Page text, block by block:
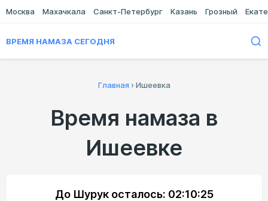
Москва Махачкала Санкт-Петербург Казань Грозный
ВРЕМЯ НАМАЗА СЕГОДНЯ
Главная › Ишеевка
Время намаза в
Ишеевке
До Шурук осталось: 02:10:25